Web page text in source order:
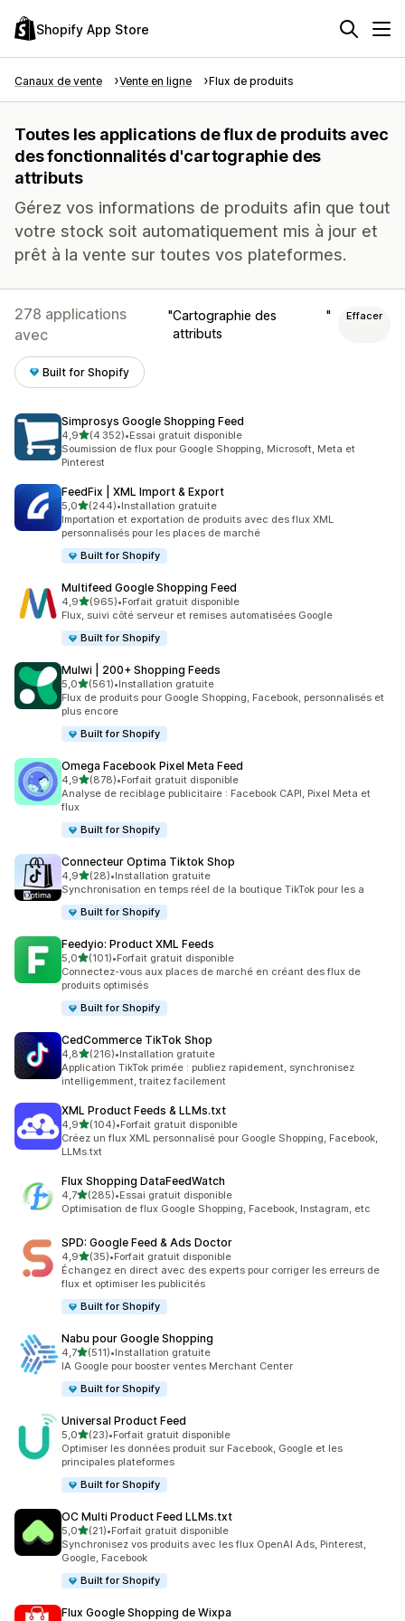
Shopify App Store
Canaux de vente Vente en ligne Flux de produits
Toutes les applications de flux de produits avec
des fonctionnalités d'cartographie des
attributs
Gérez vos informations de produits afin que tout
votre stock soit automatiquement mis à jour et
prêt à la vente sur toutes vos plateformes.
278 applications
avec
Cartographie des
attributs
Effacer
Built for Shopify
Simprosys Google Shopping Feed
4,9étoile(s) sur 5
(4 352)
4352 avis au total
•Essai gratuit disponible
Soumission de flux pour Google Shopping, Microsoft, Meta et
Pinterest
FeedFix | XML Import & Export
5,0étoile(s) sur 5
(244)
244 avis au total
•Installation gratuite
Importation et exportation de produits avec des flux XML
personnalisés pour les places de marché
Built for Shopify
Multifeed Google Shopping Feed
4,9étoile(s) sur 5
(965)
965 avis au total
•Forfait gratuit disponible
Flux, suivi côté serveur et remises automatisées Google
Built for Shopify
Mulwi | 200+ Shopping Feeds
5,0étoile(s) sur 5
(561)
561 avis au total
•Installation gratuite
Flux de produits pour Google Shopping, Facebook, personnalisés et
plus encore
Built for Shopify
Omega Facebook Pixel Meta Feed
4,9étoile(s) sur 5
(878)
878 avis au total
•Forfait gratuit disponible
Analyse de reciblage publicitaire : Facebook CAPI, Pixel Meta et
flux
Built for Shopify
Connecteur Optima Tiktok Shop
4,9étoile(s) sur 5
(28)
28 avis au total
•Installation gratuite
Synchronisation en temps réel de la boutique TikTok pour les a
Built for Shopify
Feedyio: Product XML Feeds
5,0étoile(s) sur 5
(101)
101 avis au total
•Forfait gratuit disponible
Connectez-vous aux places de marché en créant des flux de
produits optimisés
Built for Shopify
CedCommerce TikTok Shop
4,8étoile(s) sur 5
(216)
216 avis au total
•Installation gratuite
Application TikTok primée : publiez rapidement, synchronisez
intelligemment, traitez facilement
XML Product Feeds & LLMs.txt
4,9étoile(s) sur 5
(104)
104 avis au total
•Forfait gratuit disponible
Créez un flux XML personnalisé pour Google Shopping, Facebook,
LLMs.txt
Flux Shopping DataFeedWatch
4,7étoile(s) sur 5
(285)
285 avis au total
•Essai gratuit disponible
Optimisation de flux Google Shopping, Facebook, Instagram, etc
SPD: Google Feed & Ads Doctor
4,9étoile(s) sur 5
(35)
35 avis au total
•Forfait gratuit disponible
Échangez en direct avec des experts pour corriger les erreurs de
flux et optimiser les publicités
Built for Shopify
Nabu pour Google Shopping
4,7étoile(s) sur 5
(511)
511 avis au total
•Installation gratuite
IA Google pour booster ventes Merchant Center
Built for Shopify
Universal Product Feed
5,0étoile(s) sur 5
(23)
23 avis au total
•Forfait gratuit disponible
Optimiser les données produit sur Facebook, Google et les
principales plateformes
Built for Shopify
OC Multi Product Feed LLMs.txt
5,0étoile(s) sur 5
(21)
21 avis au total
•Forfait gratuit disponible
Synchronisez vos produits avec les flux OpenAI Ads, Pinterest,
Google, Facebook
Built for Shopify
Flux Google Shopping de Wixpa